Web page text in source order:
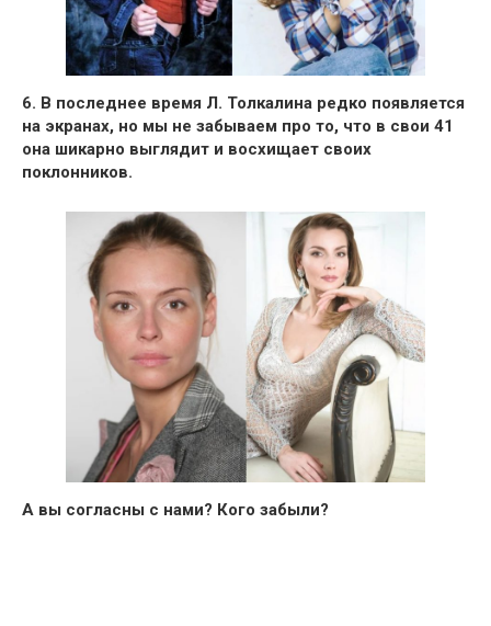
6. В последнее время Л. Толкалина редко появляется
на экранах, но мы не забываем про то, что в свои 41
она шикарно выглядит и восхищает своих
поклонников.
А вы согласны с нами? Кого забыли?